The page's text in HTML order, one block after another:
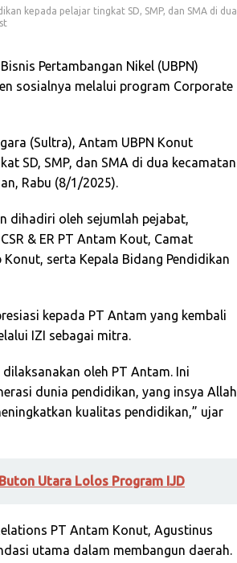
kepada pelajar tingkat SD, SMP, dan SMA di dua
Pertambangan Nikel (UBPN)
sosialnya melalui program Corporate
(Sultra), Antam UBPN Konut
SD, SMP, dan SMA di dua kecamatan
Rabu (8/1/2025).
dihadiri oleh sejumlah pejabat,
& ER PT Antam Kout, Camat
serta Kepala Bidang Pendidikan
kepada PT Antam yang kembali
IZI sebagai mitra.
oleh PT Antam. Ini
dunia pendidikan, yang insya Allah
kualitas pendidikan,” ujar
Utara Lolos Program IJD
PT Antam Konut, Agustinus
utama dalam membangun daerah.